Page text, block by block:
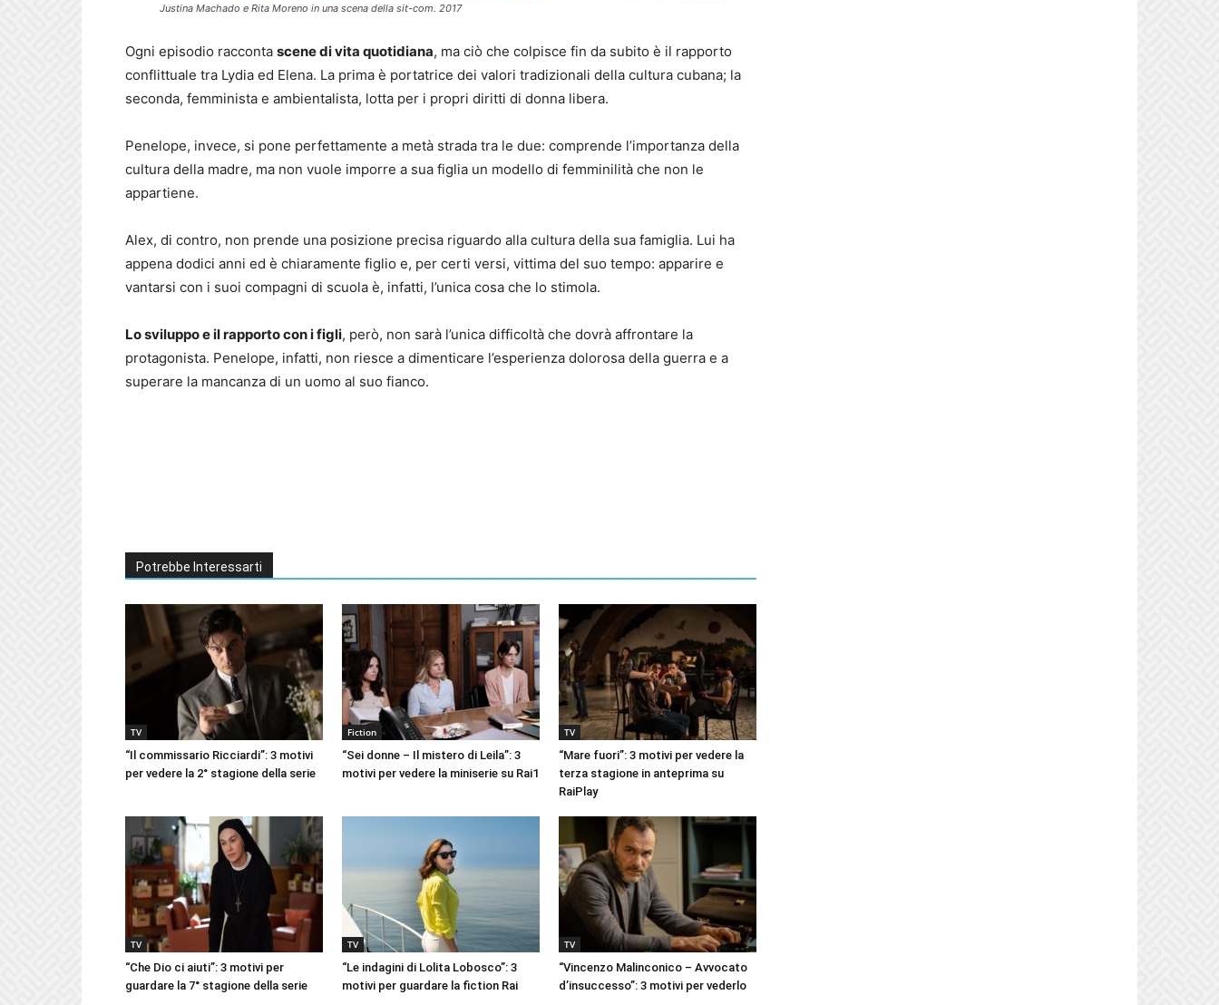
Justina Machado e Rita Moreno in una scena della sit-com. 2017
Ogni episodio racconta scene di vita quotidiana, ma ciò che colpisce fin da subito è il rapporto
conflittuale tra Lydia ed Elena. La prima è portatrice dei valori tradizionali della cultura cubana; la
seconda, femminista e ambientalista, lotta per i propri diritti di donna libera.
Penelope, invece, si pone perfettamente a metà strada tra le due: comprende l’importanza della
cultura della madre, ma non vuole imporre a sua figlia un modello di femminilità che non le
appartiene.
Alex, di contro, non prende una posizione precisa riguardo alla cultura della sua famiglia. Lui ha
appena dodici anni ed è chiaramente figlio e, per certi versi, vittima del suo tempo: apparire e
vantarsi con i suoi compagni di scuola è, infatti, l’unica cosa che lo stimola.
Lo sviluppo e il rapporto con i figli, però, non sarà l’unica difficoltà che dovrà affrontare la
protagonista. Penelope, infatti, non riesce a dimenticare l’esperienza dolorosa della guerra e a
superare la mancanza di un uomo al suo fianco.
Potrebbe Interessarti
TV
“Il commissario Ricciardi”: 3 motivi
per vedere la 2° stagione della serie
Fiction
“Sei donne – Il mistero di Leila”: 3
motivi per vedere la miniserie su Rai1
TV
“Mare fuori”: 3 motivi per vedere la
terza stagione in anteprima su
RaiPlay
TV
“Che Dio ci aiuti”: 3 motivi per
guardare la 7° stagione della serie
TV
“Le indagini di Lolita Lobosco”: 3
motivi per guardare la fiction Rai
TV
“Vincenzo Malinconico – Avvocato
d’insuccesso”: 3 motivi per vederlo